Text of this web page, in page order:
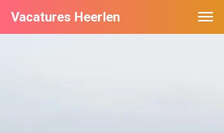
Vacatures Heerlen
Vacatures per bedrijf in Heerlen